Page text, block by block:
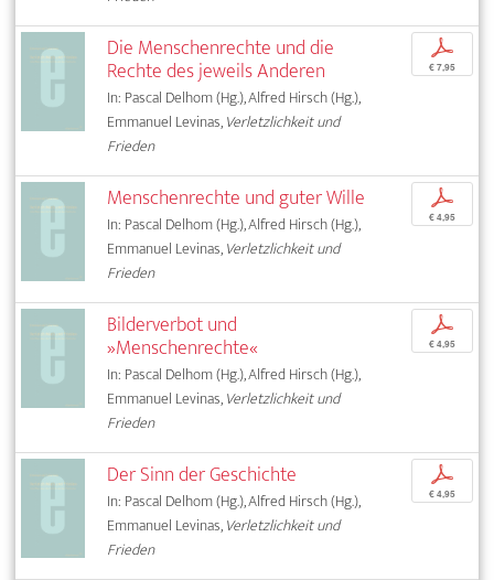
Die Menschenrechte und die
Rechte des jeweils Anderen
In: Pascal Delhom (Hg.), Alfred Hirsch (Hg.),
Emmanuel Levinas,Verletzlichkeit und
Frieden
p
€ 7,95
Menschenrechte und guter Wille
In: Pascal Delhom (Hg.), Alfred Hirsch (Hg.),
Emmanuel Levinas,Verletzlichkeit und
Frieden
p
€ 4,95
Bilderverbot und
»Menschenrechte«
In: Pascal Delhom (Hg.), Alfred Hirsch (Hg.),
Emmanuel Levinas,Verletzlichkeit und
Frieden
p
€ 4,95
Der Sinn der Geschichte
In: Pascal Delhom (Hg.), Alfred Hirsch (Hg.),
Emmanuel Levinas,Verletzlichkeit und
Frieden
p
€ 4,95